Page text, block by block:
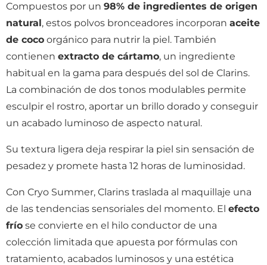
Compuestos por un 98% de ingredientes de origen
natural, estos polvos bronceadores incorporan aceite
de coco orgánico para nutrir la piel. También
contienen extracto de cártamo, un ingrediente
habitual en la gama para después del sol de Clarins.
La combinación de dos tonos modulables permite
esculpir el rostro, aportar un brillo dorado y conseguir
un acabado luminoso de aspecto natural.
Su textura ligera deja respirar la piel sin sensación de
pesadez y promete hasta 12 horas de luminosidad.
Con Cryo Summer, Clarins traslada al maquillaje una
de las tendencias sensoriales del momento. El efecto
frío se convierte en el hilo conductor de una
colección limitada que apuesta por fórmulas con
tratamiento, acabados luminosos y una estética